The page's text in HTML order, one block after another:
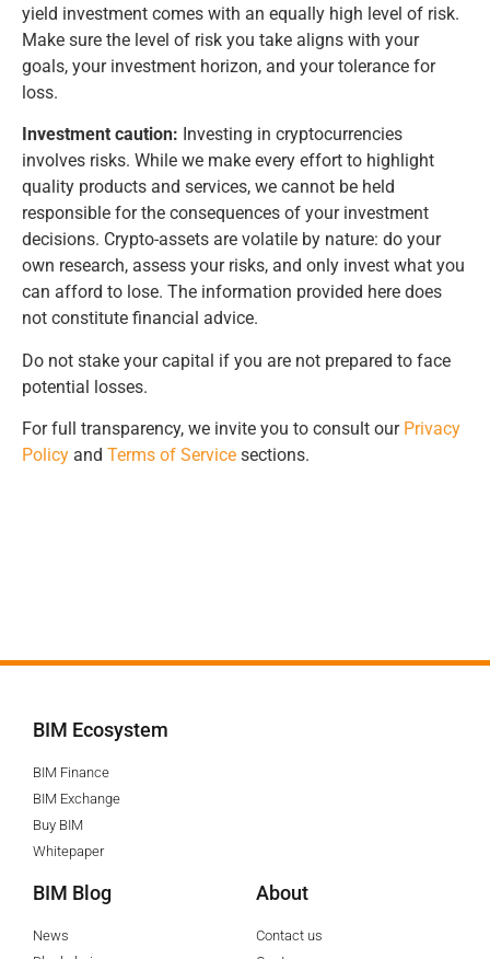
yield investment comes with an equally high level of risk.
Make sure the level of risk you take aligns with your
goals, your investment horizon, and your tolerance for
loss.
Investment caution: Investing in cryptocurrencies
involves risks. While we make every effort to highlight
quality products and services, we cannot be held
responsible for the consequences of your investment
decisions. Crypto-assets are volatile by nature: do your
own research, assess your risks, and only invest what you
can afford to lose. The information provided here does
not constitute financial advice.
Do not stake your capital if you are not prepared to face
potential losses.
For full transparency, we invite you to consult our Privacy
Policy and Terms of Service sections.
BIM Ecosystem
BIM Finance
BIM Exchange
Buy BIM
Whitepaper
BIM Blog
News
About
Contact us